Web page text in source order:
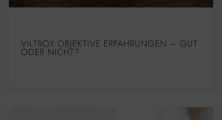
VILTROX OBJEKTIVE ERFAHRUNGEN – GUT
ODER NICHT?